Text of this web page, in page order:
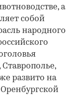
а
собой
народного
развито на